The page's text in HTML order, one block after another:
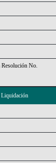
Resolución No.
Liquidación